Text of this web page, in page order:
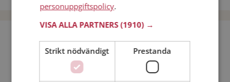
Bli medlem utan kostnad!
Kvinna
personuppgiftspolicy.
VISA ALLA PARTNERS(1910) →
Strikt nödvändigt Prestanda